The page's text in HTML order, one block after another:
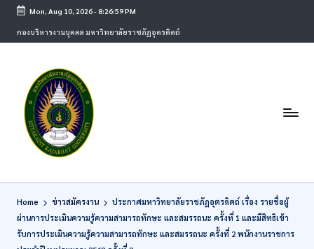
Mon, Aug 10, 2026- 8:26:59 PM
กองบริหารงานบุคคล มหาวิทยาลัยราชภัฏอุตรดิตถ์
Home ข่าวสมัครงาน
ประกาศมหาวิทยาลัยราชภัฏอุตรดิตถ์ เรื่อง รายชื่อผู้
ผ่านการประเมินความรู้ความสามารถทักษะ และสมรรถนะ ครั้งที่ 1 และมีสิทธิเข้า
รับการประเมินความรู้ความสามารถทักษะ และสมรรถนะ ครั้งที่ 2 พนักงานราชการ